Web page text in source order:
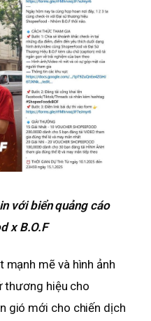
với biển quảng cáo
x B.O.F
mạnh mẽ và hình ảnh
thương hiệu cho
gió mới cho chiến dịch